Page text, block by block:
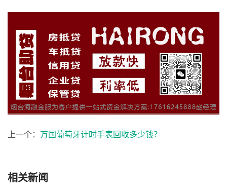
上一个： 万国葡萄牙计时手表回收多少钱？
相关新闻